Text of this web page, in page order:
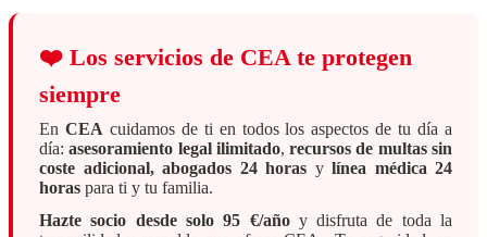
❤️ Los servicios de CEA te protegen
siempre
En CEA cuidamos de ti en todos los aspectos de tu día a
día:asesoramiento legal ilimitado,recursos de multas sin
coste adicional, abogados 24 horas y línea médica 24
horas para ti y tu familia.
Hazte socio desde solo 95 €/añoy disfruta de toda la